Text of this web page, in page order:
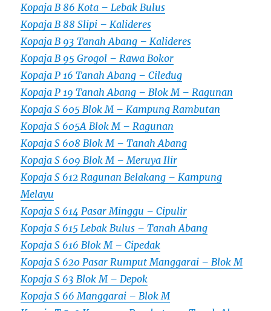
Kopaja B 86 Kota – Lebak Bulus
Kopaja B 88 Slipi – Kalideres
Kopaja B 93 Tanah Abang – Kalideres
Kopaja B 95 Grogol – Rawa Bokor
Kopaja P 16 Tanah Abang – Ciledug
Kopaja P 19 Tanah Abang – Blok M – Ragunan
Kopaja S 605 Blok M – Kampung Rambutan
Kopaja S 605A Blok M – Ragunan
Kopaja S 608 Blok M – Tanah Abang
Kopaja S 609 Blok M – Meruya Ilir
Kopaja S 612 Ragunan Belakang – Kampung
Melayu
Kopaja S 614 Pasar Minggu – Cipulir
Kopaja S 615 Lebak Bulus – Tanah Abang
Kopaja S 616 Blok M – Cipedak
Kopaja S 620 Pasar Rumput Manggarai – Blok M
Kopaja S 63 Blok M – Depok
Kopaja S 66 Manggarai – Blok M